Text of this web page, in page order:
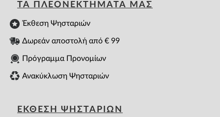
ΤΑ ΠΛΕΟΝΕΚΤΗΜΑΤΑ ΜΑΣ
Έκθεση Ψησταριών
Δωρεάν αποστολή από € 99
Πρόγραμμα Προνομίων
Ανακύκλωση Ψησταριών
ΕΚΘΕΣΗ ΨΗΣΤΑΡΙΩΝ